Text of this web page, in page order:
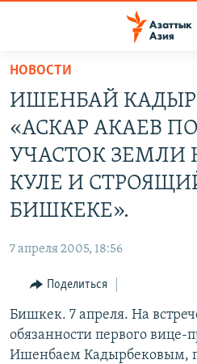
Вернуться
основному
содержанию
Вернутся
главной
навигации
ЦЕНТРАЛЬНАЯ АЗИЯ
КЫРГЫЗСТАН
УЗБЕКИСТАН
ТАДЖИКИСТАН
ВОЙНА В УКРАИНЕ
НА ДРУГИХ ЯЗЫКАХ
ҚАЗАҚША
ТОҶИКӢ
TÜRKMENÇE
ПОДПИШИТЕСЬ НА НАС В СОЦСЕТЯХ
Все сайты РСЕ/РС
НОВОСТИ
ИШЕНБАЙ
«АСКАР АКАЕВ
УЧАСТОК ЗЕМЛИ
КУЛЕ И
БИШКЕКЕ».
7 апреля 2005, 18:56
Поделиться
Бишкек. 7 апреля. На
обязанности первого
Ишенбаем Кадырбековым,